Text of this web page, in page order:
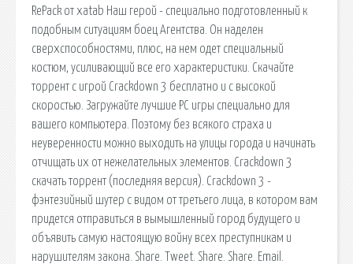
RePack от xatab Наш герой - специально подготовленный к
подобным ситуациям боец Агентства. Он наделен
сверхспособностями, плюс, на нем одет специальный
костюм, усиливающий все его характеристики. Скачайте
торрент с игрой Crackdown 3 бесплатно и с высокой
скоростью. Загружайте лучшие PC игры специально для
вашего компьютера. Поэтому без всякого страха и
неуверенности можно выходить на улицы города и начинать
отчищать их от нежелательных элементов. Crackdown 3
скачать торрент (последняя версия). Crackdown 3 -
фэнтезийный шутер с видом от третьего лица, в котором вам
придется отправиться в вымышленный город будущего и
объявить самую настоящую войну всех преступникам и
нарушителям закона. Share. Tweet. Share. Share. Email.